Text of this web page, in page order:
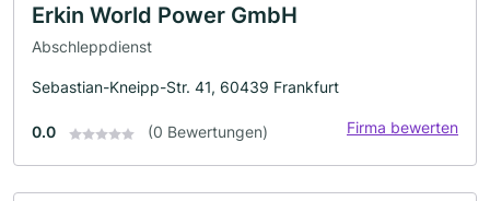
Erkin World Power GmbH
Abschleppdienst
Sebastian-Kneipp-Str. 41, 60439 Frankfurt
0.0 (0 Bewertungen) Firma bewerten